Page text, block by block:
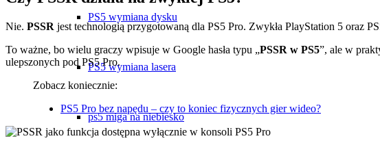
PS5 wymiana dysku
PS5 wymiana lasera
ps5 miga na niebiesko
Nie. PSSR jest technologią przygotowaną dla PS5 Pro. Zwykła PlayStation 5 oraz
To ważne, bo wielu graczy wpisuje w Google hasła typu „PSSR w PS5”, ale w
ulepszonych pod PS5 Pro.
Zobacz koniecznie:
PS5 Pro bez napędu – czy to koniec fizycznych gier wideo?